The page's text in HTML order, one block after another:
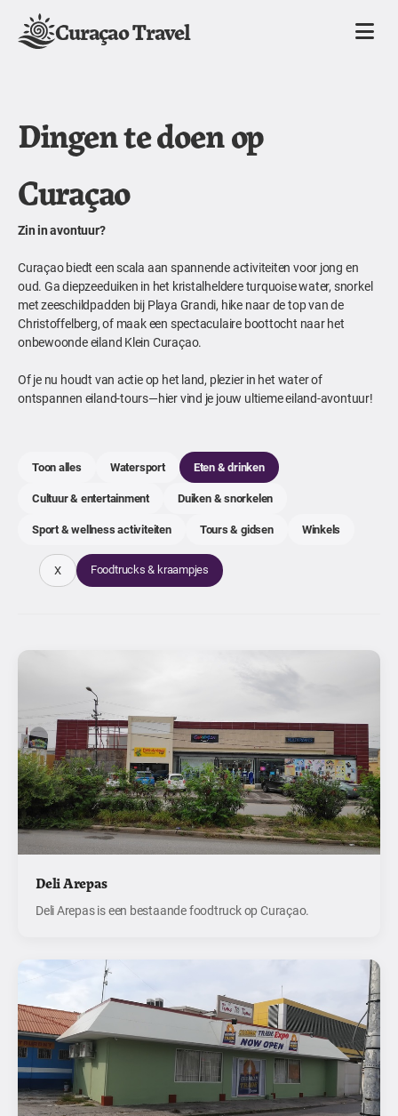
Curaçao Travel
Dingen te doen op
Curaçao
Zin in avontuur?
Curaçao biedt een scala aan spannende activiteiten voor jong en
oud. Ga diepzeeduiken in het kristalheldere turquoise water, snorkel
met zeeschildpadden bij Playa Grandi, hike naar de top van de
Christoffelberg, of maak een spectaculaire boottocht naar het
onbewoonde eiland Klein Curaçao.
Of je nu houdt van actie op het land, plezier in het water of
ontspannen eiland-tours—hier vind je jouw ultieme eiland-avontuur!
Toon alles Watersport
Eten & drinken
Cultuur & entertainment
Duiken & snorkelen
Sport & wellness activiteiten
Tours & gidsen Winkels
X Foodtrucks & kraampjes
Deli Arepas
Deli Arepas is een bestaande foodtruck op Curaçao.